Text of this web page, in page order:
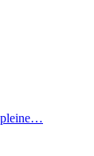
pleine…